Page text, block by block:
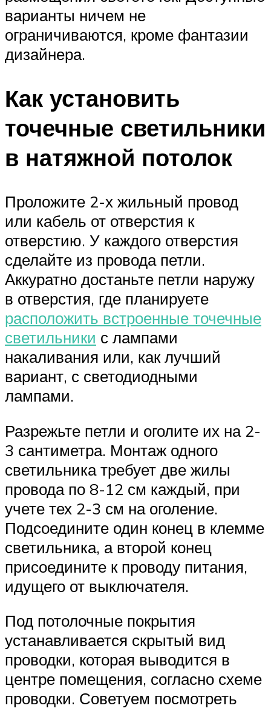
варианты ничем не
ограничиваются, кроме фантазии
дизайнера.
Как установить
точечные светильники
в натяжной потолок
Проложите 2-х жильный провод
или кабель от отверстия к
отверстию. У каждого отверстия
сделайте из провода петли.
Аккуратно достаньте петли наружу
в отверстия, где планируете
расположить встроенные точечные
светильники с лампами
накаливания или, как лучший
вариант, с светодиодными
лампами.
Разрежьте петли и оголите их на 2-
3 сантиметра. Монтаж одного
светильника требует две жилы
провода по 8-12 см каждый, при
учете тех 2-3 см на оголение.
Подсоедините один конец в клемме
светильника, а второй конец
присоедините к проводу питания,
идущего от выключателя.
Под потолочные покрытия
устанавливается скрытый вид
проводки, которая выводится в
центре помещения, согласно схеме
проводки. Советуем посмотреть